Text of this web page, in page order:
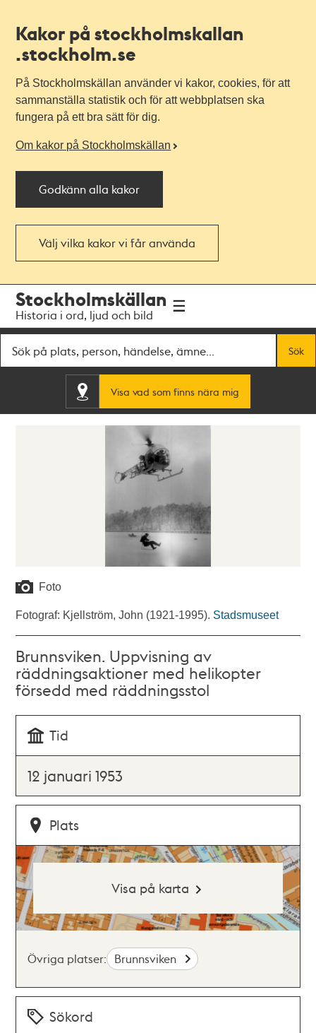
Kakor på stockholmskallan
.stockholm.se
På Stockholmskällan använder vi kakor, cookies, för att
sammanställa statistik och för att webbplatsen ska
fungera på ett bra sätt för dig.
Om kakor på Stockholmskällan
Godkänn alla kakor
Välj vilka kakor vi får använda
navigationen
huvudinnehållet
Stockholmskällan
Historia i ord, ljud och bild
Sök
Visa vad som finns nära mig
Foto
Fotograf: Kjellström, John (1921-1995). Stadsmuseet
Brunnsviken. Uppvisning av
räddningsaktioner med helikopter
försedd med räddningsstol
Tid
12 januari 1953
Plats
Visa på karta
Övriga platser: Brunnsviken
Sökord